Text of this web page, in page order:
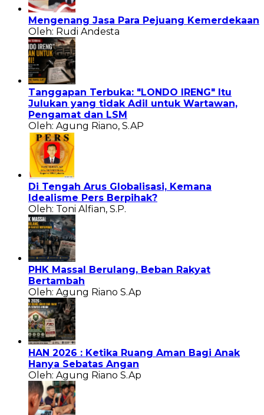
Mengenang Jasa Para Pejuang Kemerdekaan
Oleh: Rudi Andesta
Tanggapan Terbuka: "LONDO IRENG" Itu
Julukan yang tidak Adil untuk Wartawan,
Pengamat dan LSM
Oleh: Agung Riano, S.AP
Di Tengah Arus Globalisasi, Kemana
Idealisme Pers Berpihak?
Oleh: Toni Alfian, S.P.
PHK Massal Berulang, Beban Rakyat
Bertambah
Oleh: Agung Riano S.Ap
HAN 2026 : Ketika Ruang Aman Bagi Anak
Hanya Sebatas Angan
Oleh: Agung Riano S.Ap